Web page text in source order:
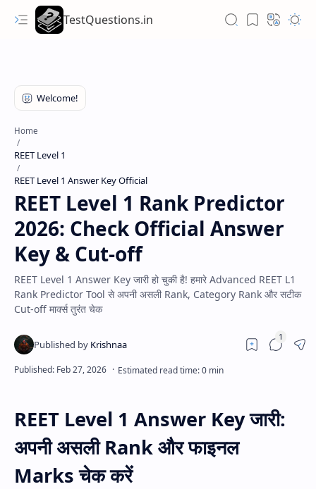
TestQuestions.in
Home
REET Level 1
REET Level 1 Answer Key Official
REET Level 1 Rank Predictor
2026: Check Official Answer
Key & Cut-off
REET Level 1 Answer Key जारी हो चुकी है! हमारे Advanced REET L1
Rank Predictor Tool से अपनी असली Rank, Category Rank और सटीक
Cut-off मार्क्स तुरंत चेक
REET Level 1 Answer Key जारी:
अपनी असली Rank और फाइनल
Marks चेक करें